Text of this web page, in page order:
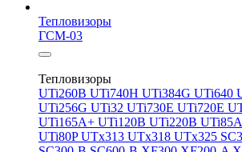
Тепловизоры
ГСМ-03
Тепловизоры
UTi260В UTi740H UTi384G UTi640
UTi256G UTi32 UTi730E UTi720E
UTi165A+ UTi120B UTi220B UTi85A
UTi80PUTx313 UTx318 UTx325